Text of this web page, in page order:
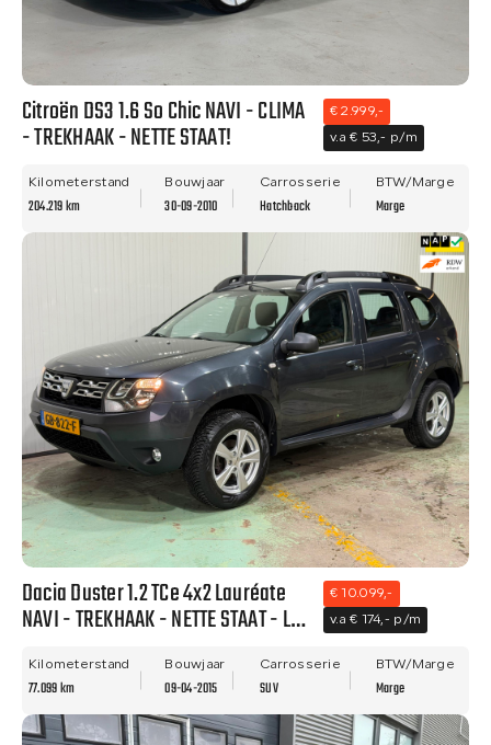
Citroën DS3 1.6 So Chic NAVI - CLIMA
- TREKHAAK - NETTE STAAT!
€ 2.999,-
v.a € 53,- p/m
Kilometerstand
204.219 km
Bouwjaar
30-09-2010
Carrosserie
Hatchback
BTW/Marge
Marge
Dacia Duster 1.2 TCe 4x2 Lauréate
NAVI - TREKHAAK - NETTE STAAT - LM
€ 10.099,-
v.a € 174,- p/m
Kilometerstand
77.099 km
Bouwjaar
09-04-2015
Carrosserie
SUV
BTW/Marge
Marge